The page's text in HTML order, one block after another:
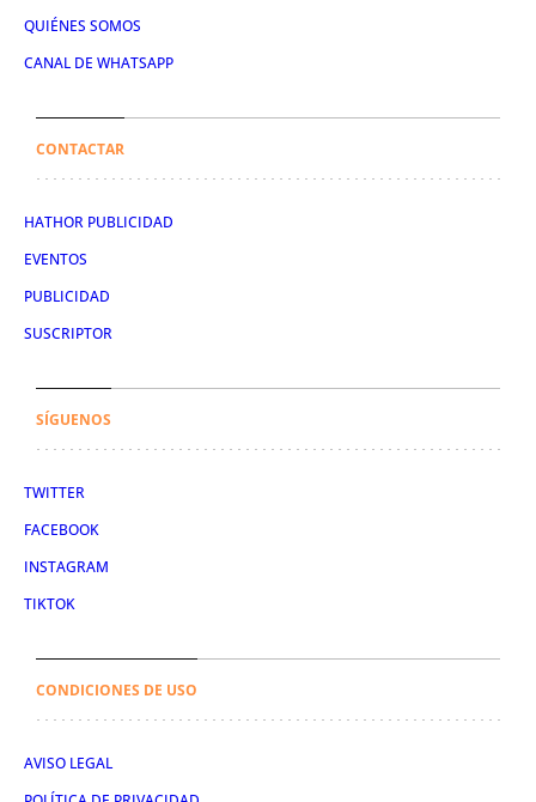
QUIÉNES SOMOS
CANAL DE WHATSAPP
CONTACTAR
HATHOR PUBLICIDAD
EVENTOS
PUBLICIDAD
SUSCRIPTOR
SÍGUENOS
TWITTER
FACEBOOK
INSTAGRAM
TIKTOK
CONDICIONES DE USO
AVISO LEGAL